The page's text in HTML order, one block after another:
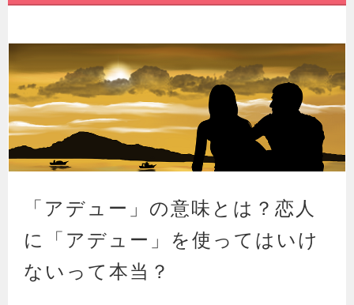
「アデュー」の意味とは？恋人
に「アデュー」を使ってはいけ
ないって本当？